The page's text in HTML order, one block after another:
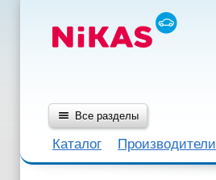
Все разделы
Каталог Производители